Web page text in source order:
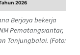
Berjaya bekerja
Pematangsiantar,
Tanjungbalai. (Foto: